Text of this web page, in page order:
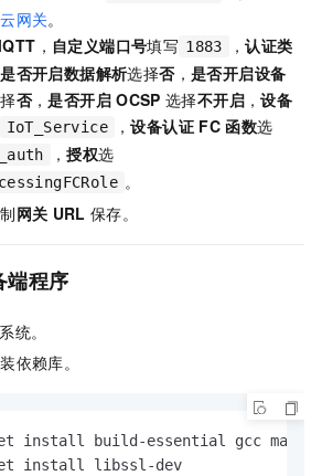
网关。
， 自定义端口号填写 1883 ，认证类
是否开启数据解析选择否，是否开启设备
否，是否开启 OCSP 选择不开启 ，设备
IoT_Service ，设备认证 FC 函数选
，授权选
。
网关 URL 保存。
端程序
统。
依赖库。
install build-essential gcc make
install libssl-dev